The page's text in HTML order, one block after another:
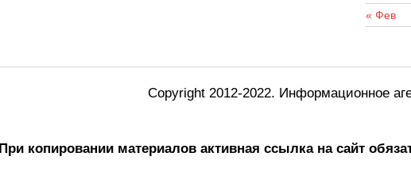
« Фев
Copyright 2012-2022. Информационное
При копировании материалов активная ссылка на сайт